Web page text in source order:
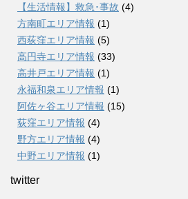
【生活情報】救急･事故 (4)
方南町エリア情報 (1)
西荻窪エリア情報 (5)
高円寺エリア情報 (33)
高井戸エリア情報 (1)
永福和泉エリア情報 (1)
阿佐ヶ谷エリア情報 (15)
荻窪エリア情報 (4)
野方エリア情報 (4)
中野エリア情報 (1)
twitter